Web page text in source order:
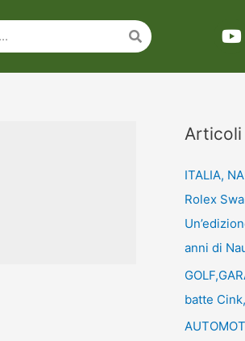
ITALIA,
Rolex
anni di
batte